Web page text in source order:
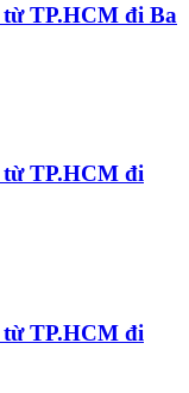
từ TP.HCM đi Ba
từ TP.HCM đi
từ TP.HCM đi